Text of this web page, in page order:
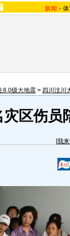
新闻 -
8.0级大地震 > 四川汶川
区伤员
[我